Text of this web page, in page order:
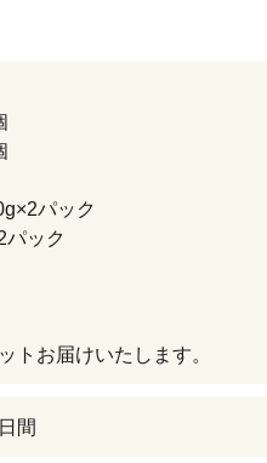
パック
パック
トお届けいたします。
間